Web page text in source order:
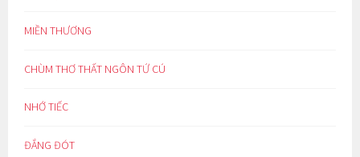
MIỀN THƯƠNG
CHÙM THƠ THẤT NGÔN TỨ CÚ
NHỚ TIẾC
ĐẮNG ĐÓT